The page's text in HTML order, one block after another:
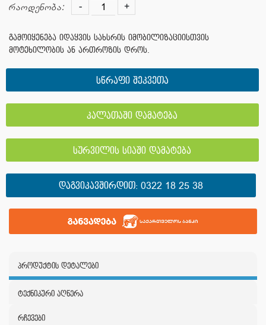
რაოდენობა: - +
გამოიყენება იდაყვის სახსრის იმობილიზაციისთვის
მოტეხილობის ან ართროზის დროს.
სწრაფი შეკვეთა
კალათაში დამატება
სურვილის სიაში დამატება
ᲓᲐᲒᲕᲘᲙᲐᲕᲨᲘᲠᲓᲘᲗ:0322 18 25 38
პროდუქტის დეტალები
ტექნიკური აღწერა
რჩევები